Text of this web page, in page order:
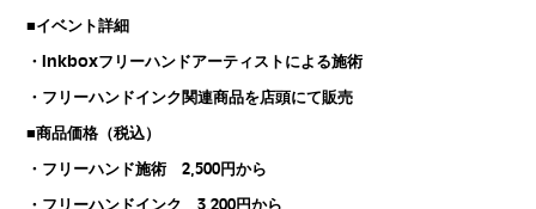
■イベント詳細
・Inkboxフリーハンドアーティストによる施術
・ フリーハンドインク関連商品を店頭にて販売
■商品価格（税込）
・フリーハンド施術 2,500円から
・フリーハンドインク 3,200円から